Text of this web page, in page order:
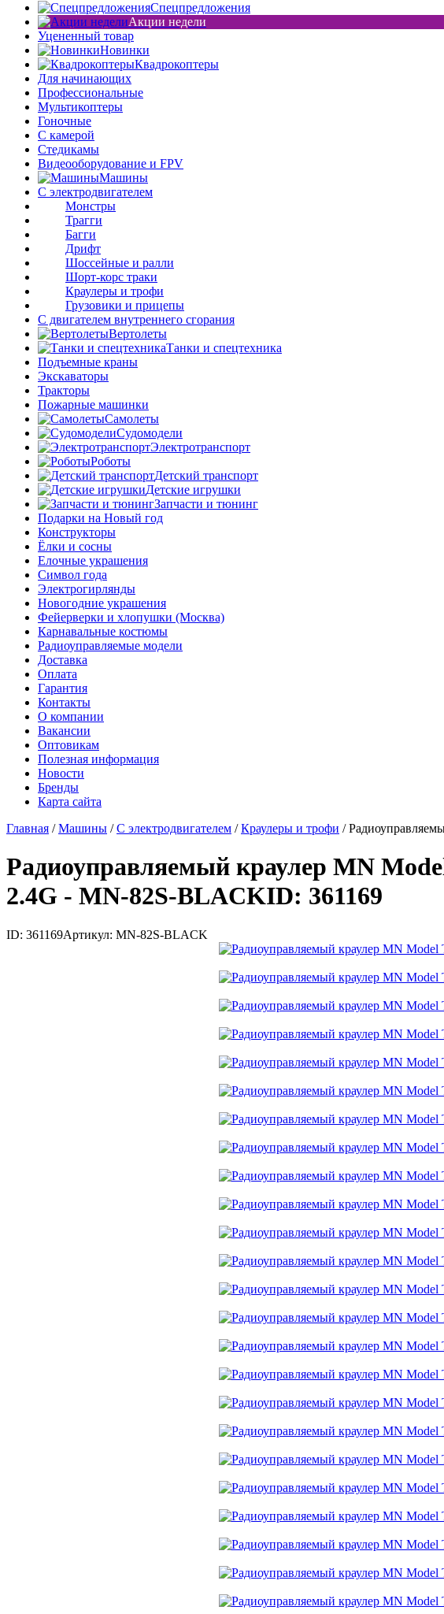
Спецпредложения
Акции недели
Уцененный товар
Новинки
Квадрокоптеры
Для начинающих
Профессиональные
Мультикоптеры
Гоночные
C камерой
Стедикамы
Видеооборудование и FPV
Машины
С электродвигателем
Монстры
Трагги
Багги
Дрифт
Шоссейные и ралли
Шорт-корс траки
Краулеры и трофи
Грузовики и прицепы
С двигателем внутреннего сгорания
Вертолеты
Танки и спецтехника
Подъемные краны
Экскаваторы
Тракторы
Пожарные машинки
Самолеты
Судомодели
Электротранспорт
Роботы
Детский транспорт
Детские игрушки
Запчасти и тюнинг
Подарки на Новый год
Конструкторы
Ёлки и сосны
Елочные украшения
Символ года
Электрогирлянды
Новогодние украшения
Фейерверки и хлопушки (Москва)
Карнавальные костюмы
Радиоуправляемые модели
Доставка
Оплата
Гарантия
Контакты
О компании
Вакансии
Оптовикам
Полезная информация
Новости
Бренды
Карта сайта
Главная /Машины /С электродвигателем /Краулеры и трофи /
Радиоуправляемый краулер MN
2.4G - MN-82S-BLACKID: 361169
ID: 361169Артикул: MN-82S-BLACK